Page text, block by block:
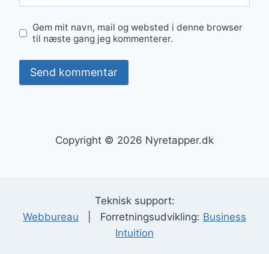
Gem mit navn, mail og websted i denne browser
til næste gang jeg kommenterer.
Copyright © 2026 Nyretapper.dk
Teknisk support:
Webbureau | Forretningsudvikling: Business
Intuition